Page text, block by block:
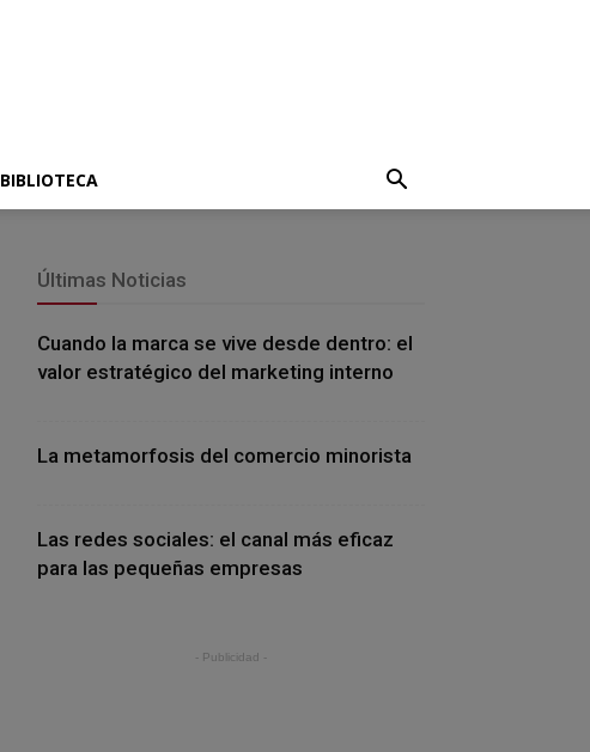
BIBLIOTECA
Últimas Noticias
Cuando la marca se vive desde dentro: el
valor estratégico del marketing interno
La metamorfosis del comercio minorista
Las redes sociales: el canal más eficaz
para las pequeñas empresas
- Publicidad -